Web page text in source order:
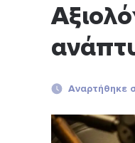
Αναρτήθηκε